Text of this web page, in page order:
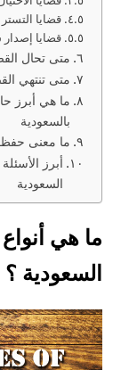
قضايا
قضايا
متى تحال
متى تنتهي
ما هي أبرز
بالسعودية
ما معنى حفظ
أبرز
السعودية
ما هي أنواع
السعودية ؟